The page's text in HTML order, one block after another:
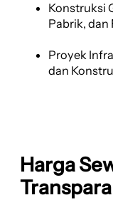
Konstruksi
Pabrik,
Proyek
dan
Harga